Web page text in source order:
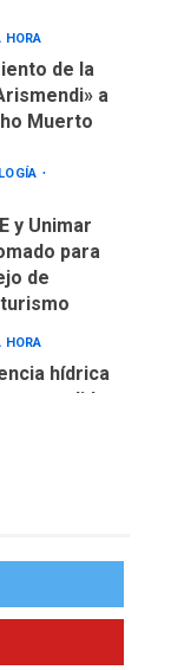
HORA
de la
a
Muerto
y Unimar
para
de
HORA
hídrica
consolida